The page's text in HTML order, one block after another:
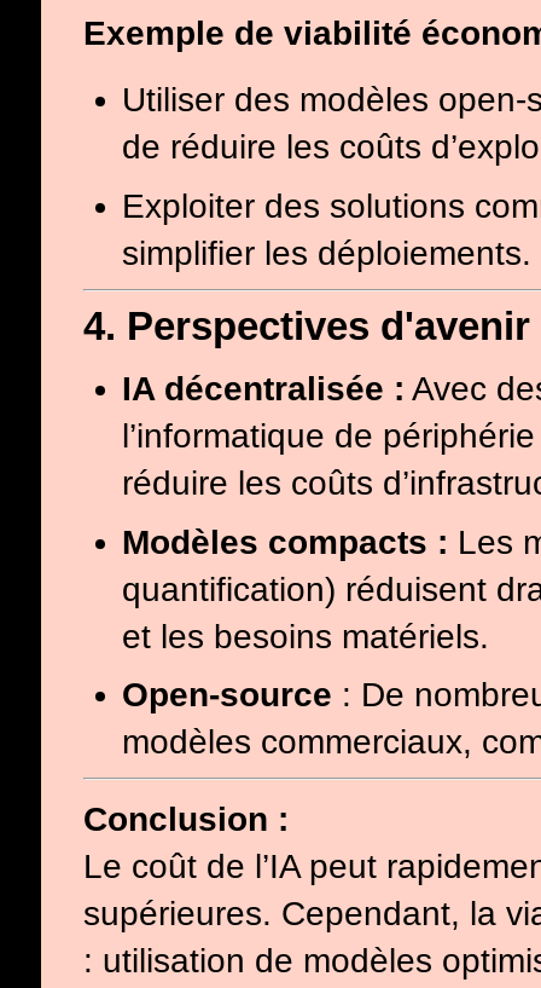
Exemple de viabilité
Utiliser des modèles
de réduire les coûts
Exploiter des solutions
simplifier les déploiements.
4. Perspectives d'avenir
IA décentralisée : Avec
l’informatique de
réduire les coûts
Modèles compacts : Les
quantification) réduisent
et les besoins matériels.
Open-source : De
modèles commerciaux,
Conclusion :
Le coût de l’IA peut
supérieures. Cependant, la
: utilisation de modèles